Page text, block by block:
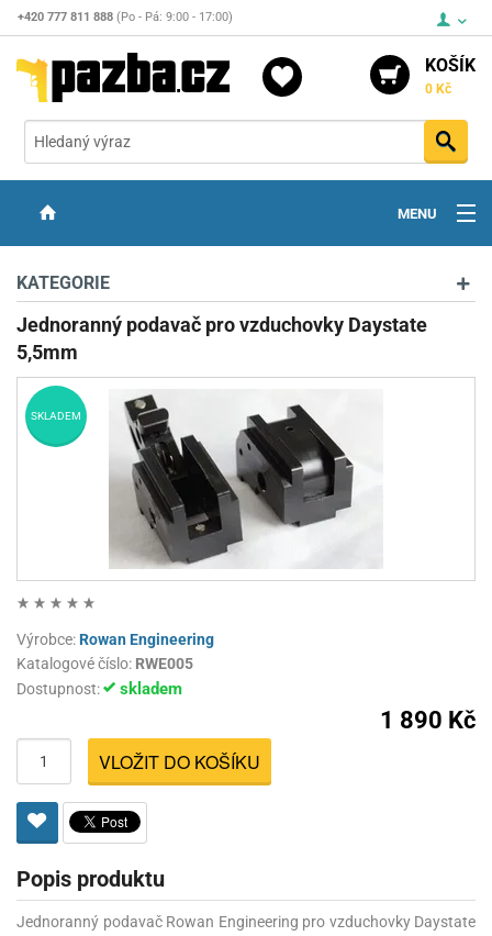
+420 777 811 888 (Po - Pá: 9:00 - 17:00)
KOŠÍK
0 Kč
MENU
STŘELIVO
PŘÍSLUŠENSTVÍ
DETEKTORY KOVŮ
KATEGORIE
Jednoranný podavač pro vzduchovky Daystate
5,5mm
SKLADEM
Výrobce:Rowan Engineering
Katalogové číslo: RWE005
Dostupnost:
skladem
1 890 Kč
VLOŽIT DO KOŠÍKU
Popis produktu
Jednoranný podavač Rowan Engineering pro vzduchovky Daystate